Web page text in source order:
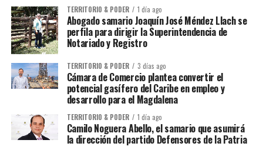
TERRITORIO & PODER 1 día ago
Abogado samario Joaquín José Méndez Llach se
perfila para dirigir la Superintendencia de
Notariado y Registro
TERRITORIO & PODER 3 días ago
Cámara de Comercio plantea convertir el
potencial gasífero del Caribe en empleo y
desarrollo para el Magdalena
TERRITORIO & PODER 1 día ago
Camilo Noguera Abello, el samario que asumirá
la dirección del partido Defensores de la Patria